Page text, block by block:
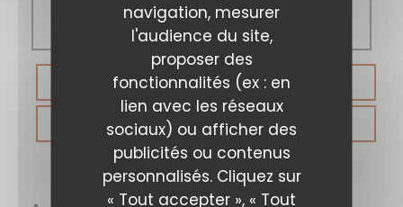
navigation, mesurer
l'audience du site,
proposer des
fonctionnalités (ex : en
lien avec les réseaux
sociaux) ou afficher des
publicités ou contenus
personnalisés. Cliquez sur
« Tout accepter », « Tout
Fermé
RÉSERVER
BONS CADEAUX